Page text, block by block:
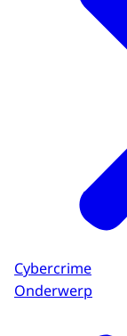
Cybercrime
Onderwerp